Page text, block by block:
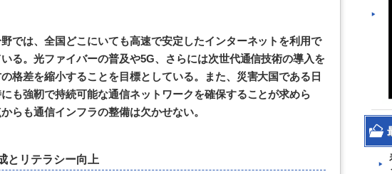
では、全国どこにいても高速で安定したインターネットを利用で
る。光ファイバーの普及や5G、さらには次世代通信技術の導入を
格差を縮小することを目標としている。また、災害大国である日
も強靭で持続可能な通信ネットワークを確保することが求めら
らも通信インフラの整備は欠かせない。
とリテラシー向上